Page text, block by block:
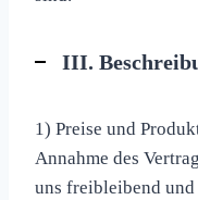
III.
1) Preise und
Annahme des
uns freibleibend